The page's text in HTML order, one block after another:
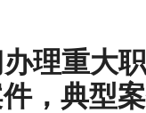
理重大
，典型